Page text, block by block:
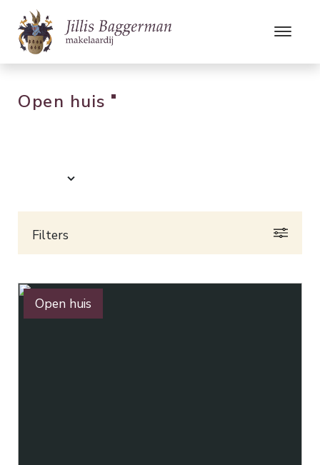
Open huis
Filters
Nieuw
Open huis